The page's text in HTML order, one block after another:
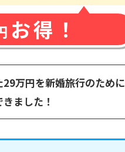
お得！
29万円を新婚旅行のために
ました！